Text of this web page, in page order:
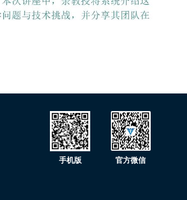
手机版
官方微信